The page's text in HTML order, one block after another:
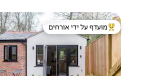
מוביל בקרב נכסים מועדפים על ידי
מועדף על ידי אורחים